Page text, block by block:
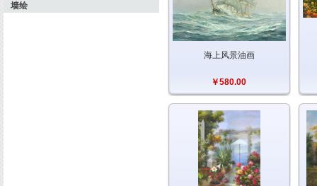
墙绘
海上风景油画
￥580.00